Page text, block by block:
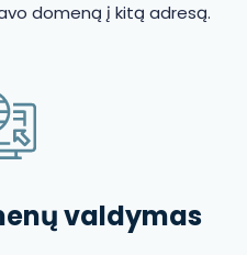
domeną į kitą adresą.
valdymas